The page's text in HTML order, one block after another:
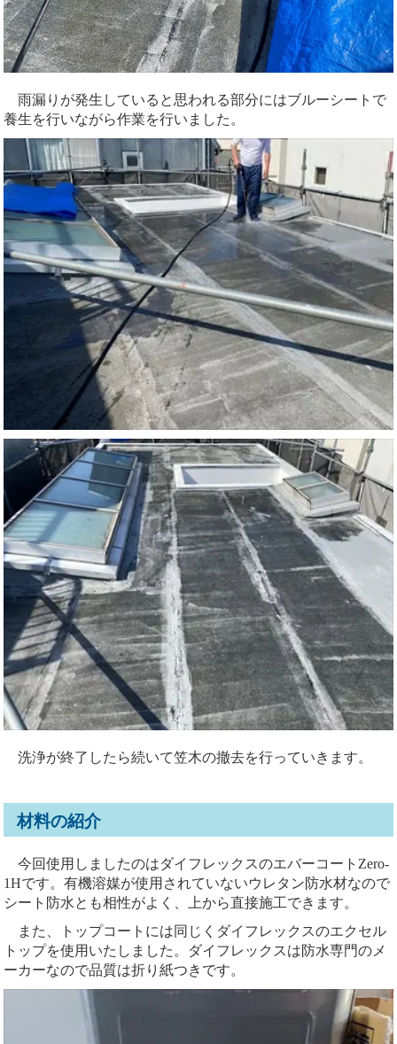
雨漏りが発生していると思われる部分にはブルーシートで
養生を行いながら作業を行いました。
洗浄が終了したら続いて笠木の撤去を行っていきます。
材料の紹介
今回使用しましたのはダイフレックスのエバーコートZero-
1Hです。有機溶媒が使用されていないウレタン防水材なので
シート防水とも相性がよく、上から直接施工できます。
また、トップコートには同じくダイフレックスのエクセル
トップを使用いたしました。ダイフレックスは防水専門のメ
ーカーなので品質は折り紙つきです。